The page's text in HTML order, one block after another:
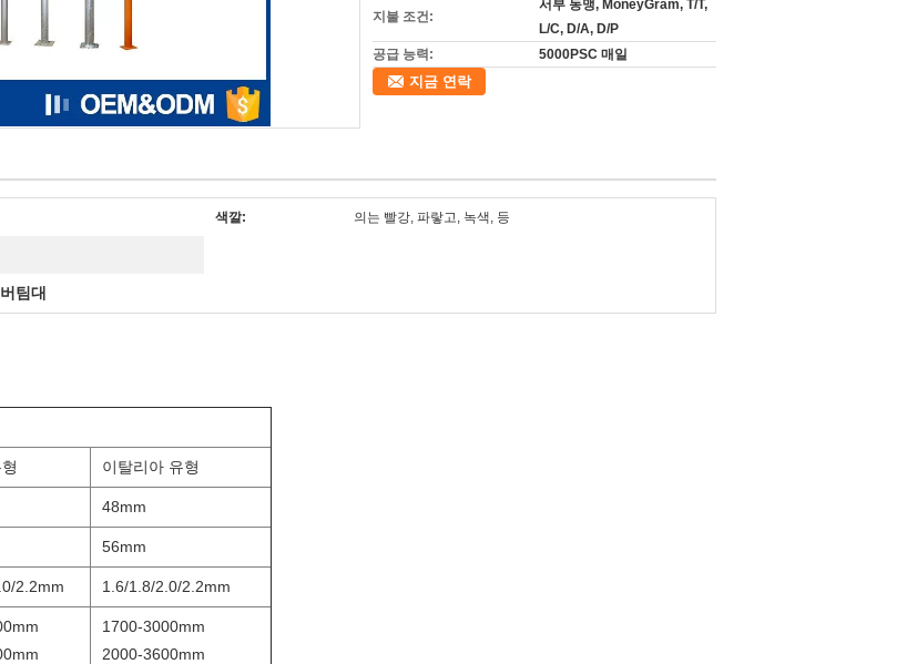
지불 조건:
서부 동맹, MoneyGram, T/T,
L/C, D/A, D/P
공급 능력:
5000PSC 매일
지금 연락
색깔: 의는 빨강, 파랗고, 녹색, 등
팀대
이탈리아 유형
48mm
56mm
2.2mm 1.6/1.8/2.0/2.2mm
1700-3000mm
2000-3600mm